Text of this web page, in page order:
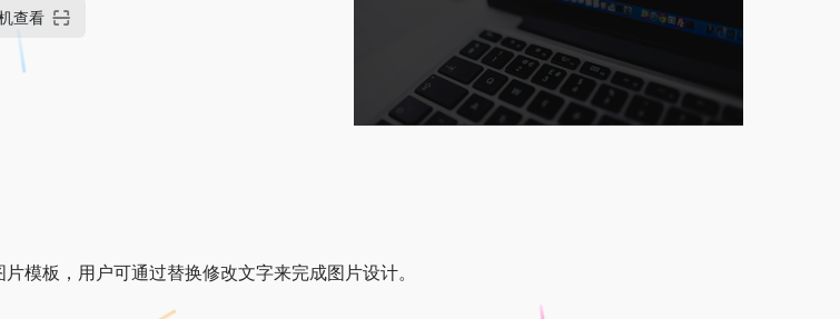
查看
模板，用户可通过替换修改文字来完成图片设计。